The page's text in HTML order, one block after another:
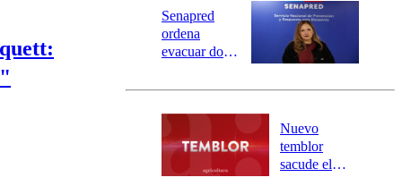
Universidad de Chile
Sustentabilidad
Senapred
ordena
evacuar dos
Carahue por
río Damas:
activa
mensajería
SAE
Nuevo
temblor
sacude el